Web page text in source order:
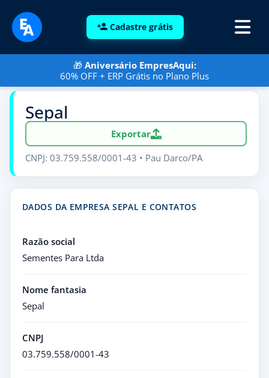
Cadastre grátis
🎁 Aniversário EmpresAqui:
60% OFF + ERP Grátis no Plano Plus
Sepal
Exportar
CNPJ: 03.759.558/0001-43 • Pau Darco/PA
DADOS DA EMPRESA SEPAL E CONTATOS
Razão social
Sementes Para Ltda
Nome fantasia
Sepal
CNPJ
03.759.558/0001-43